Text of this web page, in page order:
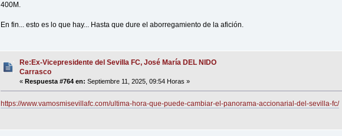
400M.
En fin... esto es lo que hay... Hasta que dure el aborregamiento de la afición.
Re:Ex-Vicepresidente del Sevilla FC, José María DEL NIDO
Carrasco
« Respuesta #764 en: Septiembre 11, 2025, 09:54 Horas »
https://www.vamosmisevillafc.com/ultima-hora-que-puede-cambiar-el-panorama-accionarial-del-sevilla-fc/